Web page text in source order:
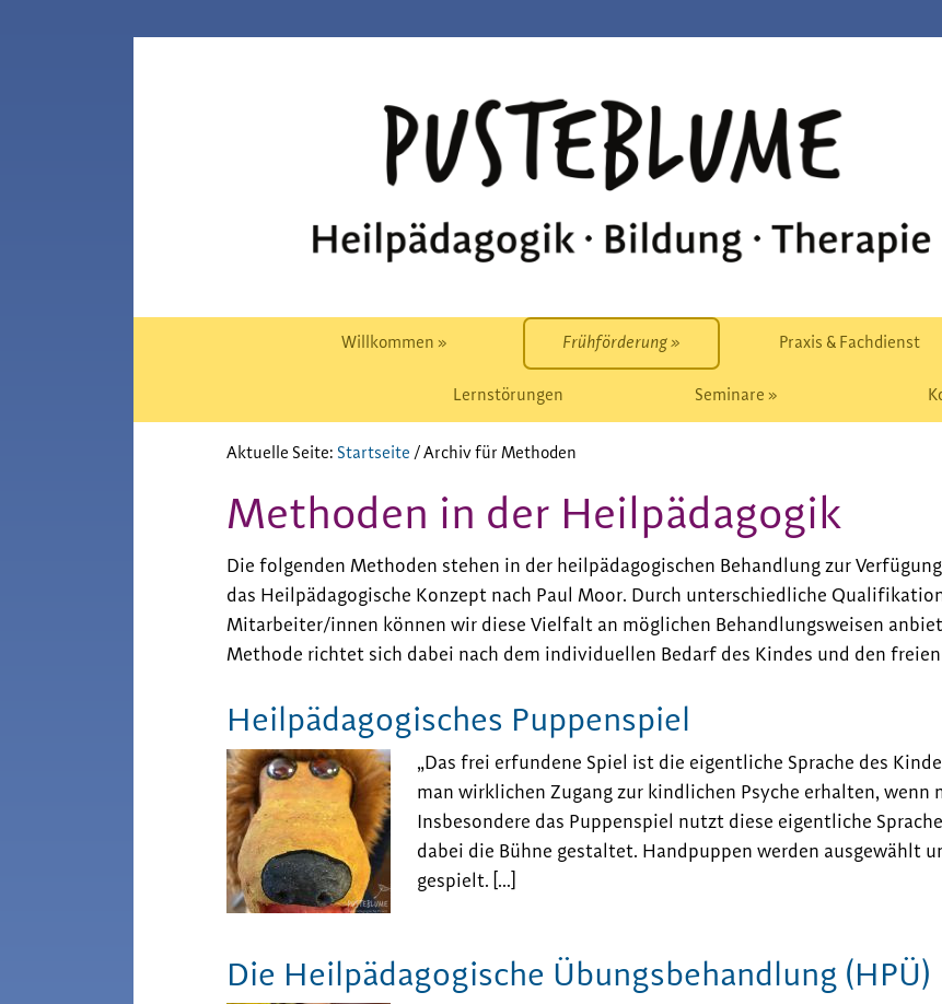
Hauptnavigation
Willkommen » Frühförderung » Praxis & Fachdienst
Lernstörungen Seminare »
Aktuelle Seite: Startseite /Archiv für Methoden
Methoden in der Heilpädagogik
Die folgenden Methoden stehen in der heilpädagogischen Behandlung zur
das Heilpädagogische Konzept nach Paul Moor. Durch unterschiedliche
Mitarbeiter/innen können wir diese Vielfalt an möglichen Behandlungsweisen
Methode richtet sich dabei nach dem individuellen Bedarf des Kindes und den
Heilpädagogisches Puppenspiel
„Das frei erfundene Spiel ist die eigentliche Sprache des
man wirklichen Zugang zur kindlichen Psyche erhalten, wenn
Insbesondere das Puppenspiel nutzt diese eigentliche
dabei die Bühne gestaltet. Handpuppen werden ausgewählt
gespielt. […]
Die Heilpädagogische Übungsbehandlung (HPÜ)